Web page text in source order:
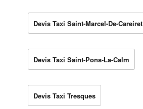
Devis Taxi Saint-Marcel-De-Careiret
Devis Taxi Saint-Pons-La-Calm
Devis Taxi Tresques